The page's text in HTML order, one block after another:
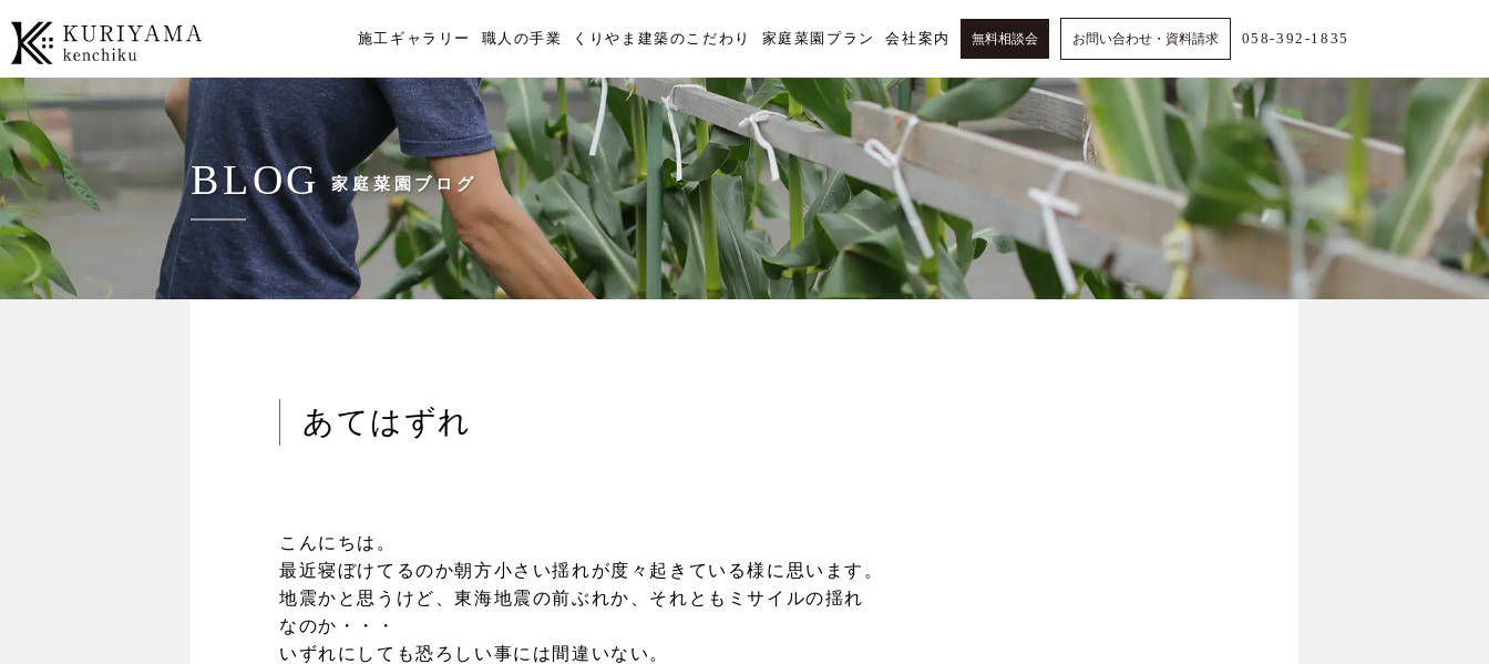
施工ギャラリー 職人の手業 くりやま建築のこだわり 家庭菜園プラン 会社案内 無料相談会 お問い合わせ・資料請求 058-392-1835
BLOG 家庭菜園ブログ
あてはずれ
こんにちは。
最近寝ぼけてるのか朝方小さい揺れが度々起きている様に思います。
地震かと思うけど、東海地震の前ぶれか、それともミサイルの揺れ
なのか・・・
いずれにしても恐ろしい事には間違いない。